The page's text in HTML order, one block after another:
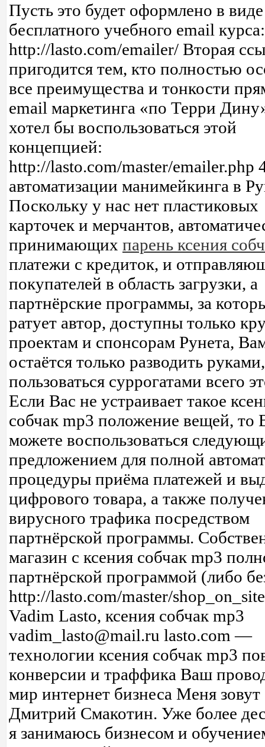
Пусть это будет оформлено в виде
бесплатного учебного email курса:
http://lasto.com/emailer/ Вторая
пригодится тем, кто полностью
все преимущества и тонкости
email маркетинга «по Терри
хотел бы воспользоваться этой
концепцией:
http://lasto.com/master/emailer.php
автоматизации манимейкинга в
Поскольку у нас нет пластиковых
карточек и мерчантов,
принимающих парень ксения
платежи с кредиток, и
покупателей в область загрузки, а
партнёрские программы, за
ратует автор, доступны только
проектам и спонсорам Рунета,
остаётся только разводить
пользоваться суррогатами всего
Если Вас не устраивает такое
собчак mp3 положение вещей, то
можете воспользоваться
предложением для полной
процедуры приёма платежей и
цифрового товара, а также
вирусного трафика посредством
партнёрской программы.
магазин с ксения собчак mp3
партнёрской программой (либо
http://lasto.com/master/
Vadim Lasto, ксения собчак mp3
vadim_lasto@mail.ru lasto.com —
технологии ксения собчак mp3
конверсии и траффика Ваш
мир интернет бизнеса Меня зовут
Дмитрий Смакотин. Уже более
я занимаюсь бизнесом и